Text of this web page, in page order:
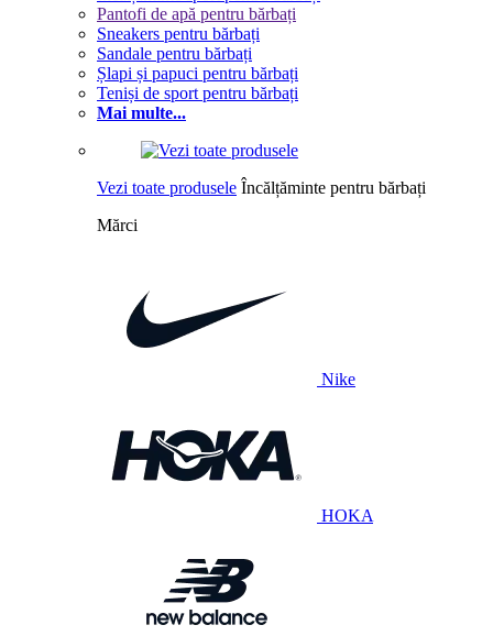
Pantofi de apă pentru bărbați
Sneakers pentru bărbați
Sandale pentru bărbați
Șlapi și papuci pentru bărbați
Teniși de sport pentru bărbați
Mai multe...
Vezi toate produsele Încălțăminte pentru bărbați
Mărci
Nike
HOKA